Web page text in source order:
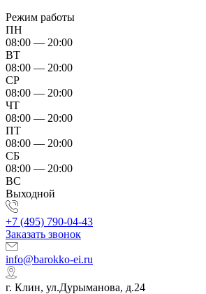
Режим работы
ПН
08:00 — 20:00
ВТ
08:00 — 20:00
СР
08:00 — 20:00
ЧТ
08:00 — 20:00
ПТ
08:00 — 20:00
СБ
08:00 — 20:00
ВС
Выходной
+7 (495) 790-04-43
Заказать звонок
info@barokko-ei.ru
г. Клин, ул.Дурыманова, д.24